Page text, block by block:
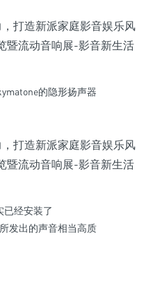
的隐形扬声器
已经安装了
发出的声音相当高质